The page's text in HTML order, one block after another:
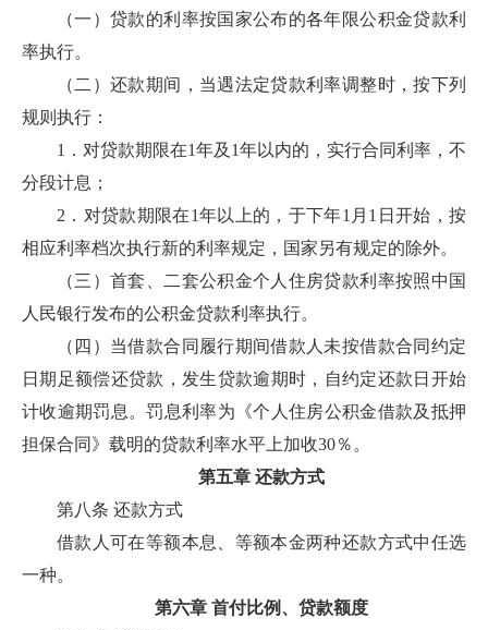
（一）贷款的利率按国家公布的各年限公积金贷款利
率执行。
（二）还款期间，当遇法定贷款利率调整时，按下列
规则执行：
1．对贷款期限在1年及1年以内的，实行合同利率，不
分段计息；
2．对贷款期限在1年以上的，于下年1月1日开始，按
相应利率档次执行新的利率规定，国家另有规定的除外。
（三）首套、二套公积金个人住房贷款利率按照中国
人民银行发布的公积金贷款利率执行。
（四）当借款合同履行期间借款人未按借款合同约定
日期足额偿还贷款，发生贷款逾期时，自约定还款日开始
计收逾期罚息。罚息利率为《个人住房公积金借款及抵押
担保合同》载明的贷款利率水平上加收30％。
第五章 还款方式
第八条 还款方式
借款人可在等额本息、等额本金两种还款方式中任选
一种。
第六章 首付比例、贷款额度